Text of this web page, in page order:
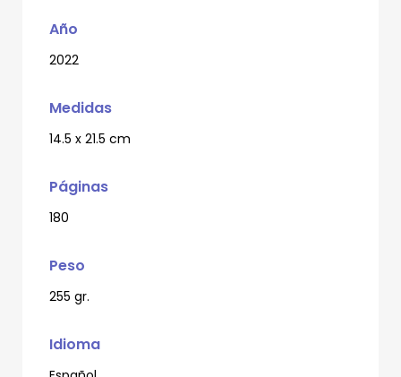
Año
2022
Medidas
14.5 x 21.5 cm
Páginas
180
Peso
255 gr.
Idioma